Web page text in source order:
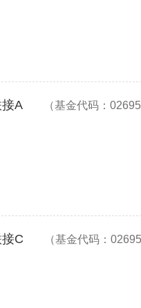
A （基金代码：
C （基金代码：